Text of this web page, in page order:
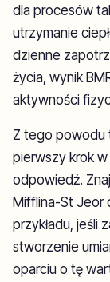
dla procesów
utrzymanie
dzienne
życia, wynik
aktywności
Z tego powodu
pierwszy krok w
odpowiedź.
Mifflina-St Jeor
przykładu, jeśli
stworzenie
oparciu o tę